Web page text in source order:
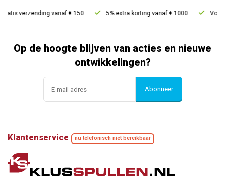
verzending vanaf € 150 5% extra korting vanaf € 1000 Voor
Op de hoogte blijven van acties en nieuwe
ontwikkelingen?
Abonneer
Klantenservice nu telefonisch niet bereikbaar